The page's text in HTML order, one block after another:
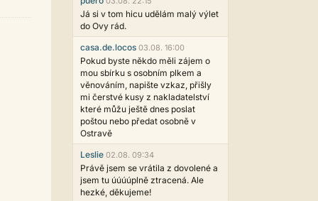
Já si v tom hicu udělám malý výlet
do Ovy rád.
casa.de.locos 03.08. 16:00
Pokud byste někdo měli zájem o
mou sbírku s osobním plkem a
věnováním, napište vzkaz, přišly
mi čerstvé kusy z nakladatelství
které můžu ještě dnes poslat
poštou nebo předat osobně v
Ostravě
Leslie 02.08. 09:34
Právě jsem se vrátila z dovolené a
jsem tu úúúúplně ztracená. Ale
hezké, děkujeme!